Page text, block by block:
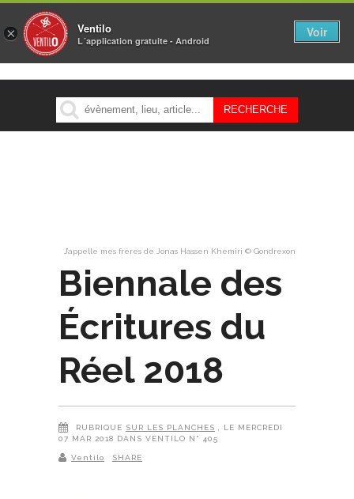
MENU
J’appelle mes frères de Jonas Hassen Khemiri © Gondrexon
Biennale des
Écritures du
Réel 2018
RUBRIQUE SUR LES PLANCHES
, LE MERCREDI
07 MAR 2018 DANS VENTILO N° 405
Ventilo SHARE
× Ventilo
L´application gratuite - Android
Voir